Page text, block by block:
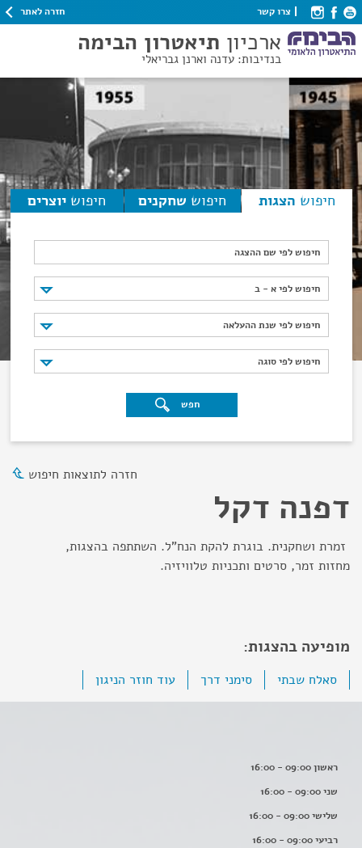
צרו קשר חזרה לאתר
ארכיון תיאטרון הבימה
בנדיבות: עדנה וארנן גבריאלי
חיפוש הצגות חיפוש שחקנים חיפוש יוצרים
חיפוש לפי שם ההצגה
חיפוש לפי א - ב
חיפוש לפי א - ב
חיפוש לפי שנת ההעלאה
חיפוש לפי שנת ההעלאה
חיפוש לפי סוגה
חיפוש לפי סוגה
חפש
חזרה לתוצאות חיפוש
דפנה דקל
זמרת ושחקנית. בוגרת להקת הנח"ל. השתתפה בהצגות,
מחזות זמר, סרטים ותכניות טלוויזיה.
מופיעה בהצגות:
סאלח שבתי סימני דרך עוד חוזר הניגון
ראשון 09:00 - 16:00
שני 09:00 - 16:00
שלישי 09:00 - 16:00
רביעי 09:00 - 16:00